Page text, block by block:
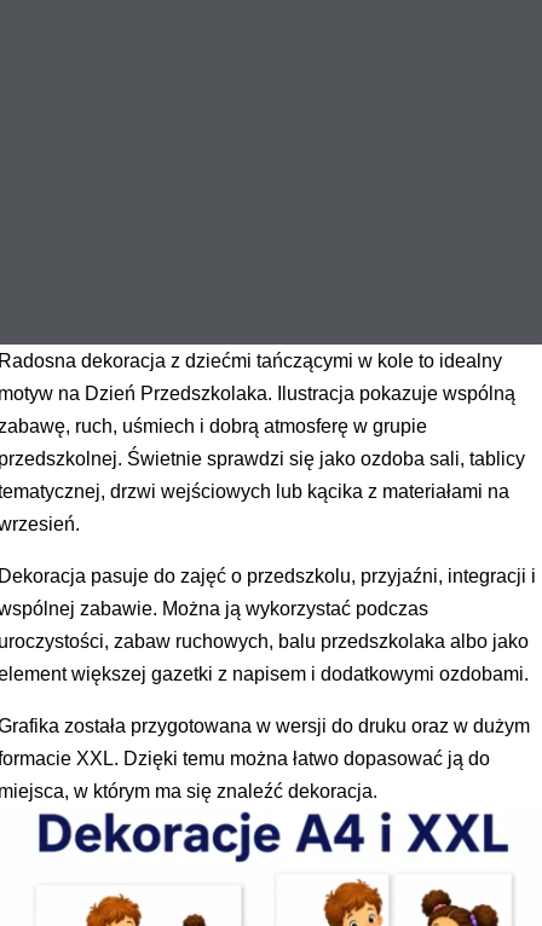
dekoracja z dziećmi tańczącymi w kole to idealny
na Dzień Przedszkolaka. Ilustracja pokazuje wspólną
ruch, uśmiech i dobrą atmosferę w grupie
Świetnie sprawdzi się jako ozdoba sali, tablicy
drzwi wejściowych lub kącika z materiałami na
pasuje do zajęć o przedszkolu, przyjaźni, integracji i
zabawie. Można ją wykorzystać podczas
zabaw ruchowych, balu przedszkolaka albo jako
większej gazetki z napisem i dodatkowymi ozdobami.
została przygotowana w wersji do druku oraz w dużym
XXL. Dzięki temu można łatwo dopasować ją do
w którym ma się znaleźć dekoracja.